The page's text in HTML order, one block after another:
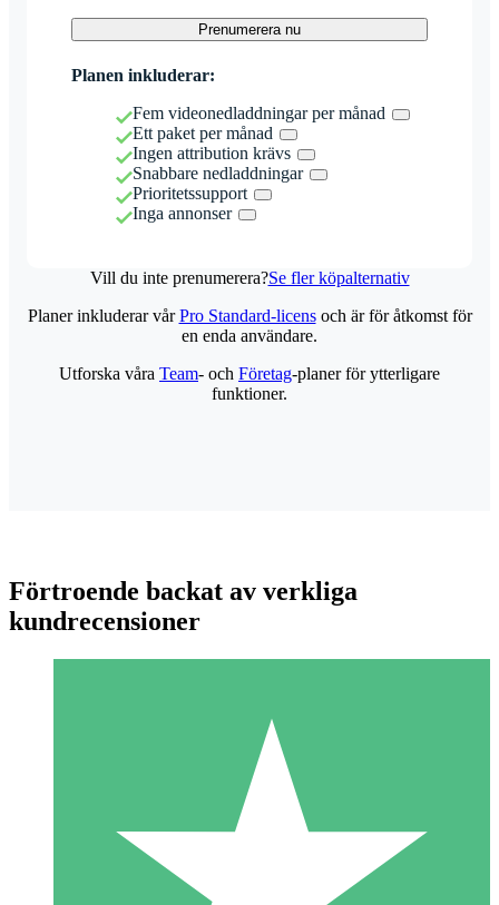
Prenumerera nu
Planen inkluderar:
Fem videonedladdningar per månad
Ett paket per månad
Ingen attribution krävs
Snabbare nedladdningar
Prioritetssupport
Inga annonser
Vill du inte prenumerera?Se fler köpalternativ
Individuella Kreditpaket
Betala per användning med nedladdningskrediter. Inget
Planer inkluderar vårPro Standard-licensoch är för åtkomst för
en enda användare.
Utforska våra Team- och Företag-planer för ytterligare
funktioner.
Förtroende backat av verkliga
kundrecensioner